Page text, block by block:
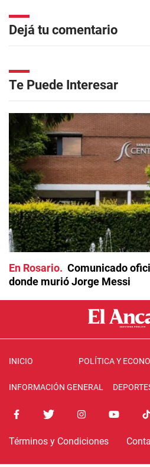
Dejá tu comentario
Te Puede Interesar
En Rosario
Comunicado
donde murió Jorge Messi
INICIO POLÍTICA Y
INFORMACIÓN GENERAL
Términos y Condiciones